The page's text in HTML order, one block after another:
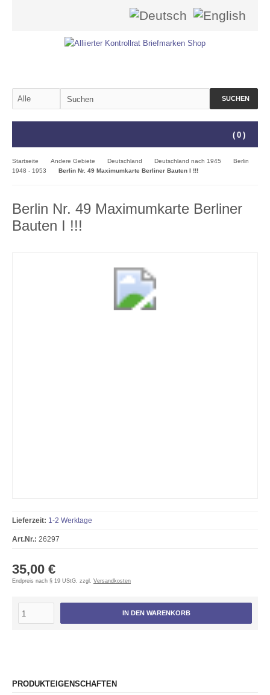
SUCHEN
( 0 )
Startseite Andere Gebiete Deutschland Deutschland nach 1945
Berlin
1948 - 1953
Berlin Nr. 49 Maximumkarte Berliner Bauten I !!!
Berlin Nr. 49 Maximumkarte Berliner
Bauten I !!!
Lieferzeit: 1-2 Werktage
Art.Nr.: 26297
35,00 €
Endpreis nach § 19 UStG. zzgl. Versandkosten
IN DEN WARENKORB
PRODUKTEIGENSCHAFTEN